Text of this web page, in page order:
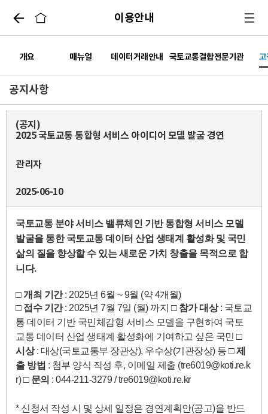
이용안내
개요
매뉴얼 데이터거래안내 국토교통결합전문기관
공지사항
(공지)
2025 국토교통 통합형 서비스 아이디어 모델 발굴 경연
관리자
2025-06-10
국토교통 분야 서비스 밸류체인 기반 통합형 서비스 모델
발굴을 통한 국토교통 데이터 산업 생태계 활성화 및 국민
삶의 질을 향상할 수 있는 새로운 가치 창출을 목적으로 합
니다.
□개최 기간: 2025년 6월 ~ 9월 (약 4개월)
□ 접수 기간: 2025년 7월 7일 (월) 까지 □ 참가 대상: 국토교
통 데이터 기반 국민체감형 서비스 모델을 구현하여 국토
교통 데이터 산업 생태계 활성화에 기여하고 싶은 국민 □
시상: 대상(국토교통부 장관상), 우수상(기관장상) 등 □제
출 방법 : 첨부 양식 작성 후, 이메일 제출 (tre6019@koti.re.k
r) □ 문의 : 044-211-3279 / tre6019@koti.re.kr
* 신청서 작성 시 및 상세 일정은 경연계획안(공고)을 반드